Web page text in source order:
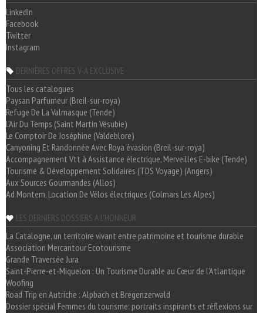
LinkedIn
Facebook
Twitter
Instagram
DERNIÈRES OFFRES V-A EXCLUSIVE
Tous les catalogues
Paysan Parfumeur (Breil-sur-roya)
Refuge De La Valmasque (Tende)
L'Air Du Temps (Saint Martin Vésubie)
Le Comptoir De Joséphine (Valdeblore)
Canyoning Et Randonnée Avec Roya évasion (Breil-sur-roya)
Accompagnement Vtt à Assistance électrique, Merveilles E-bike (Tende)
Tourisme & Développement Solidaires (TDS Voyage) (Angers)
Aux Sources Gourmandes (Allos)
Ad Montem, Location De Vélos électriques (Colmars Les Alpes)
LES DERNIERS DOSSIERS A L'HONNEUR
La Catalogne, un territoire vivant entre patrimoine et tourisme durable
Association Mercantour Ecotourisme
Grande Traversée Jura
Saint-Pierre-et-Miquelon : Un Tourisme Durable au Cœur de l'Atlantique
Woofing
Road Trip en Autriche : Alpbach et Bregenzerwald
Dossier spécial Femmes du tourisme: portraits inspirants et réflexions sur